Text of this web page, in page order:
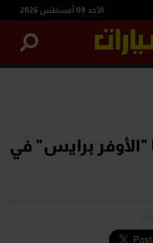
الأحد 09 أغسطس 2026
"الأوفر برايس" في